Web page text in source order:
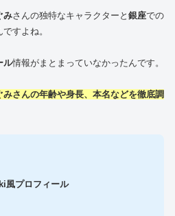
みさんの独特なキャラクターと 銀座での
すよね。
ル情報がまとまっていなかったんです。
さんの年齢や身長、本名などを徹底調
風プロフィール